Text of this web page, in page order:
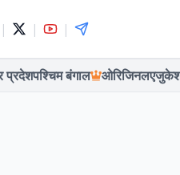
| | |
प्रदेशपश्चिम बंगाल ओरिजिनल